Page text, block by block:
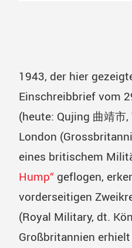
1943, der hier
Einschreibbrief vom
(heute: Qujing 曲靖市
London
eines britischem
Hump“ geflogen,
vorderseitigen
(Royal Military, dt.
Großbritannien